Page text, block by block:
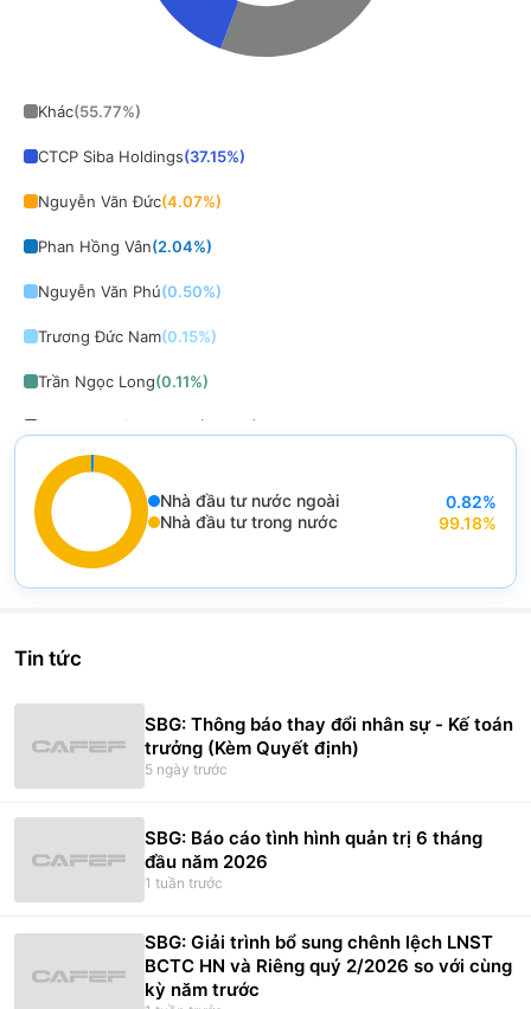
Khác(55.77%)
CTCP Siba Holdings(37.15%)
Nguyễn Văn Đức(4.07%)
Phan Hồng Vân(2.04%)
Nguyễn Văn Phú(0.50%)
Trương Đức Nam(0.15%)
Trần Ngọc Long(0.11%)
Phan Lê Hoàng Trung ( %)
Hà Thị Ngọc Sơn
Đào Đức Tuấn 0.03%)
Lê Thị Xuân Đức
Chart
Pie chart with 2 slices.
End of interactive chart.
Nhà đầu tư nước ngoài 0.82%
Nhà đầu tư trong nước
99.18%
Tin tức
SBG: Thông báo thay đổi nhân sự - Kế toán
trưởng (Kèm Quyết định)
5 ngày trước
SBG: Báo cáo tình hình quản trị 6 tháng
đầu năm 2026
1 tuần trước
SBG: Giải trình bổ sung chênh lệch LNST
BCTC HN và Riêng quý 2/2026 so với cùng
kỳ năm trước